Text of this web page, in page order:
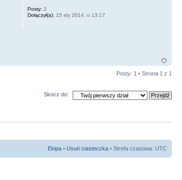
Posty: 2
Dołączył(a): 15 sty 2014, o 13:17
Posty: 1 • Strona 1 z 1
Skocz do:
Ekipa • Usuń ciasteczka • Strefa czasowa: UTC